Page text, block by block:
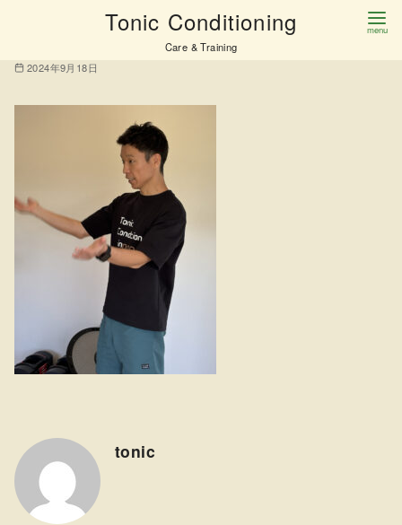
Tonic Conditioning
Care & Training
IMG_0181
2024年9月18日
tonic